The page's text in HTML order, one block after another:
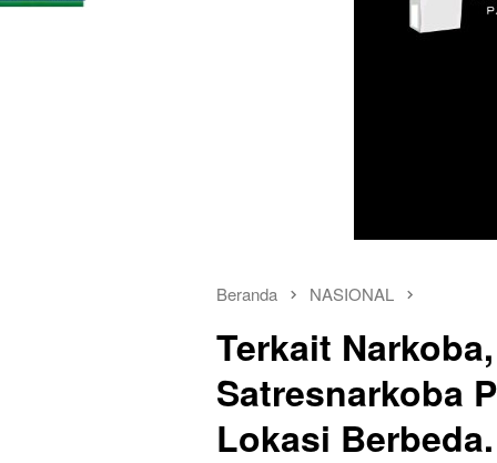
Beranda NASIONAL
Terkait
Satresnarkoba
Lokasi Berbeda.